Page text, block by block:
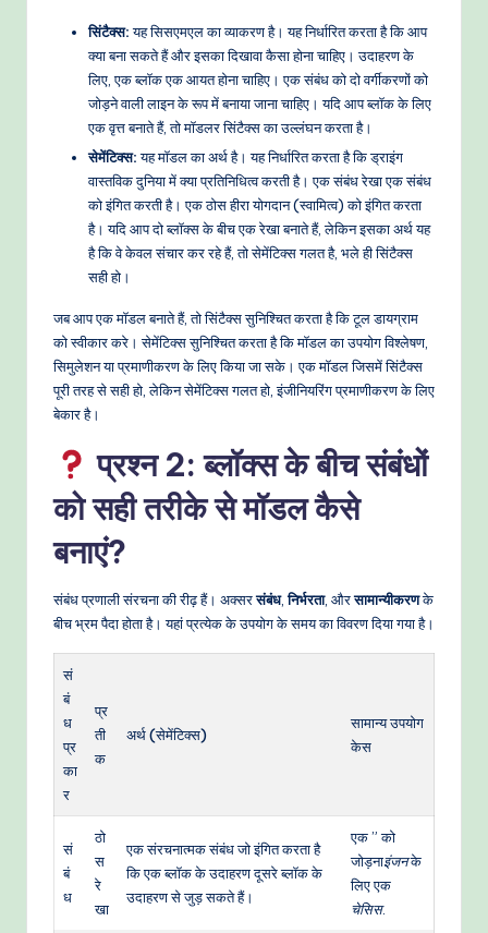
सिंटैक्स:यह सिसएमएल का व्याकरण है। यह निर्धारित करता है कि आप
क्या बना सकते हैं और इसका दिखावा कैसा होना चाहिए। उदाहरण के
लिए, एक ब्लॉक एक आयत होना चाहिए। एक संबंध को दो वर्गीकरणों को
जोड़ने वाली लाइन के रूप में बनाया जाना चाहिए। यदि आप ब्लॉक के लिए
एक वृत्त बनाते हैं, तो मॉडलर सिंटैक्स का उल्लंघन करता है।
सेमेंटिक्स:यह मॉडल का अर्थ है। यह निर्धारित करता है कि ड्राइंग
वास्तविक दुनिया में क्या प्रतिनिधित्व करती है। एक संबंध रेखा एक संबंध
को इंगित करती है। एक ठोस हीरा योगदान (स्वामित्व) को इंगित करता
है। यदि आप दो ब्लॉक्स के बीच एक रेखा बनाते हैं, लेकिन इसका अर्थ यह
है कि वे केवल संचार कर रहे हैं, तो सेमेंटिक्स गलत है, भले ही सिंटैक्स
सही हो।
जब आप एक मॉडल बनाते हैं, तो सिंटैक्स सुनिश्चित करता है कि टूल डायग्राम
को स्वीकार करे। सेमेंटिक्स सुनिश्चित करता है कि मॉडल का उपयोग विश्लेषण,
सिमुलेशन या प्रमाणीकरण के लिए किया जा सके। एक मॉडल जिसमें सिंटैक्स
पूरी तरह से सही हो, लेकिन सेमेंटिक्स गलत हो, इंजीनियरिंग प्रमाणीकरण के लिए
बेकार है।
प्रश्न 2: ब्लॉक्स के बीच संबंधों
को सही तरीके से मॉडल कैसे
बनाएं?
संबंध प्रणाली संरचना की रीढ़ हैं। अक्सरसंबंध,निर्भरता, औरसामान्यीकरणके
बीच भ्रम पैदा होता है। यहां प्रत्येक के उपयोग के समय का विवरण दिया गया है।
सं
बं
ध
प्र
का
र
प्र
ती
क
अर्थ (सेमेंटिक्स)
सामान्य उपयोग
केस
सं
बं
ध
ठो
स
रे
खा
एक संरचनात्मक संबंध जो इंगित करता है
कि एक ब्लॉक के उदाहरण दूसरे ब्लॉक के
उदाहरण से जुड़ सकते हैं।
एक ” को
जोड़नाइंजनके
लिए एक
चेसिस.